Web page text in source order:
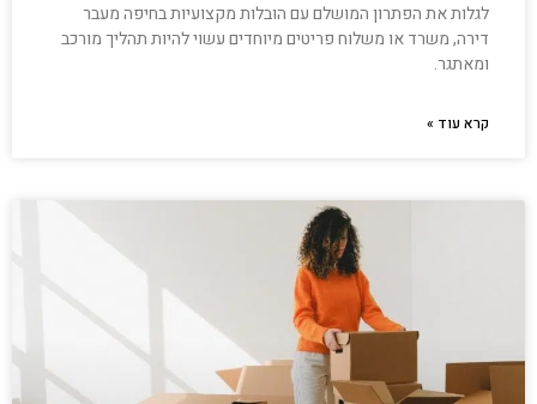
לגלות את הפתרון המושלם עם הובלות מקצועיות בחיפה מעבר
דירה, משרד או משלוח פריטים מיוחדים עשוי להיות תהליך מורכב
ומאתגר.
קרא עוד »